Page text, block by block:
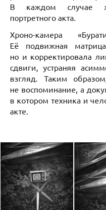
В каждом случае
портретного акта.
Хроно-камера
Её подвижная
но и корректировала
сдвиги, устраняя
взгляд. Таким
не воспоминание, а
в котором техника и
акте.